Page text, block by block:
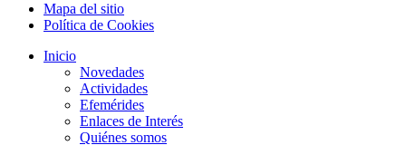
Mapa del sitio
Política de Cookies
Inicio
Novedades
Actividades
Efemérides
Enlaces de Interés
Quiénes somos